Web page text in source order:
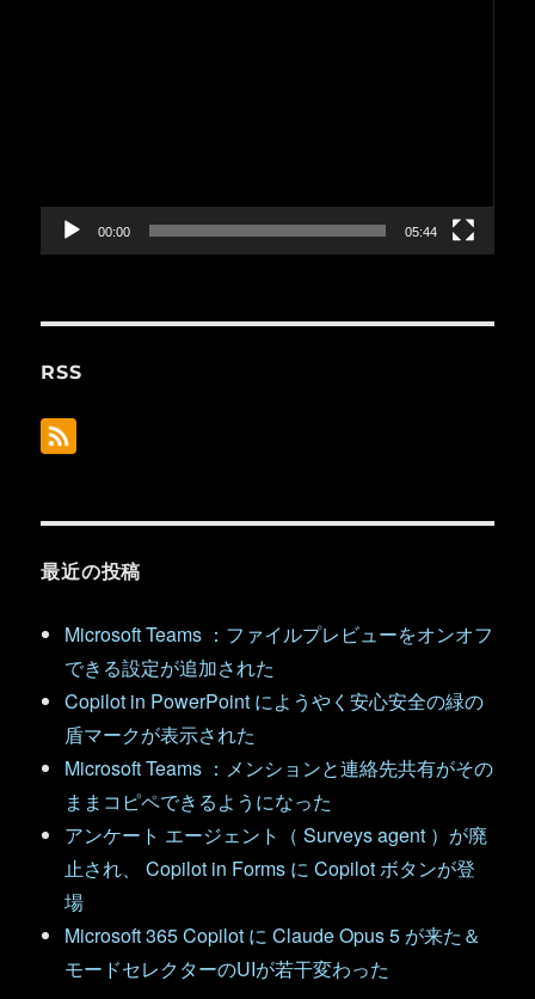
ー
00:00 05:44
RSS
最近の投稿
Microsoft Teams ：ファイルプレビューをオンオフ
できる設定が追加された
Copilot in PowerPoint にようやく安心安全の緑の
盾マークが表示された
Microsoft Teams ：メンションと連絡先共有がその
ままコピペできるようになった
アンケート エージェント（ Surveys agent ）が廃
止され、 Copilot in Forms に Copilot ボタンが登
場
Microsoft 365 Copilot に Claude Opus 5 が来た＆
モードセレクターのUIが若干変わった